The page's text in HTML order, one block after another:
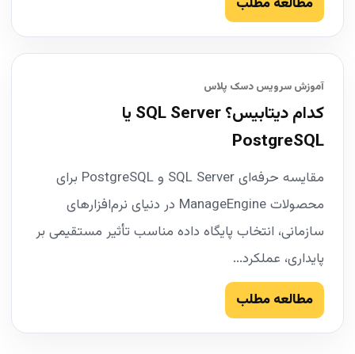
آموزش سرویس دسک پلاس
کدام دیتابیس؟ SQL Server یا
PostgreSQL
مقایسه حرفه‌ای SQL Server و PostgreSQL برای
محصولات ManageEngine در دنیای نرم‌افزارهای
سازمانی، انتخاب پایگاه داده مناسب تأثیر مستقیمی بر
پایداری، عملکرد...
مطالعه مطلب